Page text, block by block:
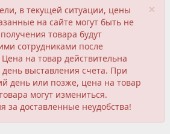
×
в текущей ситуации, цены
на сайте могут быть не
товара будут
сотрудниками после
на товар действительна
выставления счета. При
день или позже, цена на товар
могут измениться.
за доставленные неудобства!